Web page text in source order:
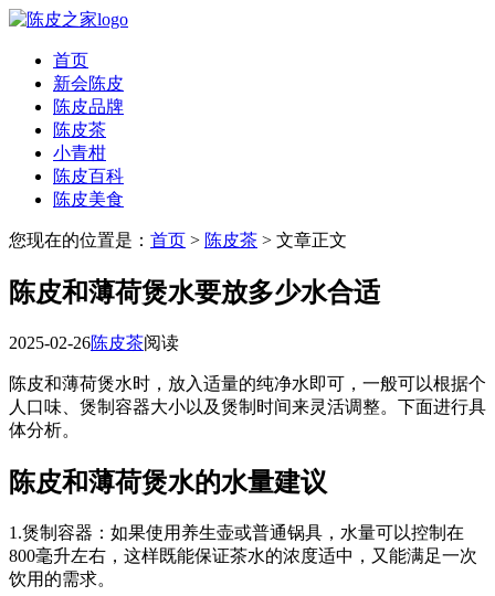
首页
新会陈皮
陈皮品牌
陈皮茶
小青柑
陈皮百科
陈皮美食
您现在的位置是： 首页 > 陈皮茶 > 文章正文
陈皮和薄荷煲水要放多少水合适
2025-02-26陈皮茶阅读
陈皮和薄荷煲水时，放入适量的纯净水即可，一般可以根据个
人口味、煲制容器大小以及煲制时间来灵活调整。下面进行具
体分析。
陈皮和薄荷煲水的水量建议
1.煲制容器：如果使用养生壶或普通锅具，水量可以控制在
800毫升左右，这样既能保证茶水的浓度适中，又能满足一次
饮用的需求。